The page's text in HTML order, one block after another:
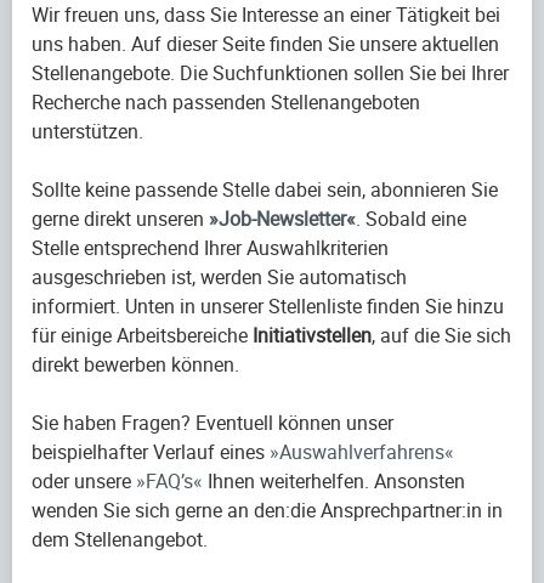
Wir freuen uns, dass Sie Interesse an einer Tätigkeit bei
uns haben. Auf dieser Seite finden Sie unsere aktuellen
Stellenangebote. Die Suchfunktionen sollen Sie bei Ihrer
Recherche nach passenden Stellenangeboten
unterstützen.
Sollte keine passende Stelle dabei sein, abonnieren Sie
gerne direkt unseren Job-Newsletter . Sobald eine
Stelle entsprechend Ihrer Auswahlkriterien
ausgeschrieben ist, werden Sie automatisch
informiert. Unten in unserer Stellenliste finden Sie hinzu
für einige Arbeitsbereiche Initiativstellen, auf die Sie sich
direkt bewerben können.
Sie haben Fragen? Eventuell können unser
beispielhafter Verlauf eines Auswahlverfahrens
oder unsere FAQ’s Ihnen weiterhelfen. Ansonsten
wenden Sie sich gerne an den:die Ansprechpartner:in in
dem Stellenangebot.